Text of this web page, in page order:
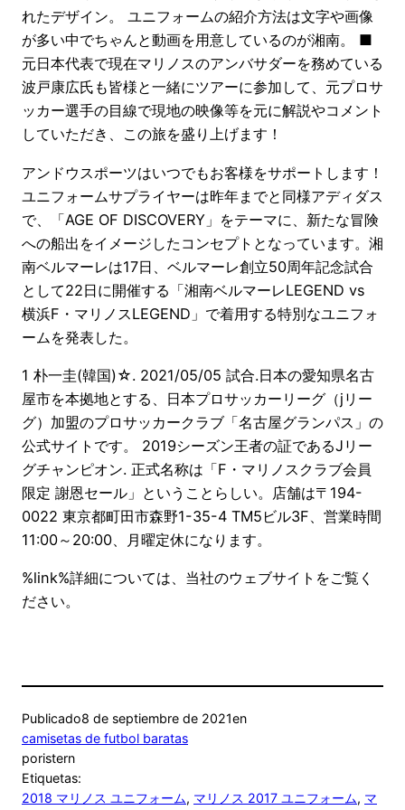
れたデザイン。 ユニフォームの紹介方法は文字や画像
が多い中でちゃんと動画を用意しているのが湘南。 ■
元日本代表で現在マリノスのアンバサダーを務めている
波戸康広氏も皆様と一緒にツアーに参加して、元プロサ
ッカー選手の目線で現地の映像等を元に解説やコメント
していただき、この旅を盛り上げます！
アンドウスポーツはいつでもお客様をサポートします！
ユニフォームサプライヤーは昨年までと同様アディダス
で、「AGE OF DISCOVERY」をテーマに、新たな冒険
への船出をイメージしたコンセプトとなっています。湘
南ベルマーレは17日、ベルマーレ創立50周年記念試合
として22日に開催する「湘南ベルマーレLEGEND vs
横浜F・マリノスLEGEND」で着用する特別なユニフォ
ームを発表した。
1 朴一圭(韓国)☆. 2021/05/05 試合.日本の愛知県名古
屋市を本拠地とする、日本プロサッカーリーグ（jリー
グ）加盟のプロサッカークラブ「名古屋グランパス」の
公式サイトです。 2019シーズン王者の証であるJリー
グチャンピオン. 正式名称は「F・マリノスクラブ会員
限定 謝恩セール」ということらしい。店舗は〒194-
0022 東京都町田市森野1-35-4 TM5ビル3F、営業時間
11:00～20:00、月曜定休になります。
%link%詳細については、当社のウェブサイトをご覧く
ださい。
Publicado8 de septiembre de 2021en
camisetas de futbol baratas
poristern
Etiquetas:
2018 マリノス ユニフォーム, マリノス 2017 ユニフォーム, マ